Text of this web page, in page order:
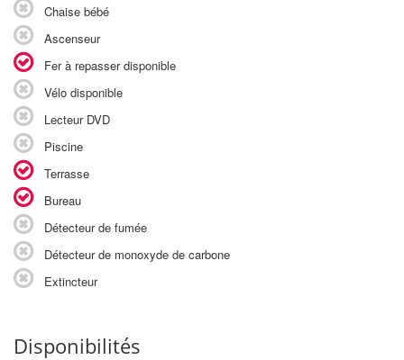
Chaise bébé
Ascenseur
Fer à repasser disponible
Vélo disponible
Lecteur DVD
Piscine
Terrasse
Bureau
Détecteur de fumée
Détecteur de monoxyde de carbone
Extincteur
Disponibilités